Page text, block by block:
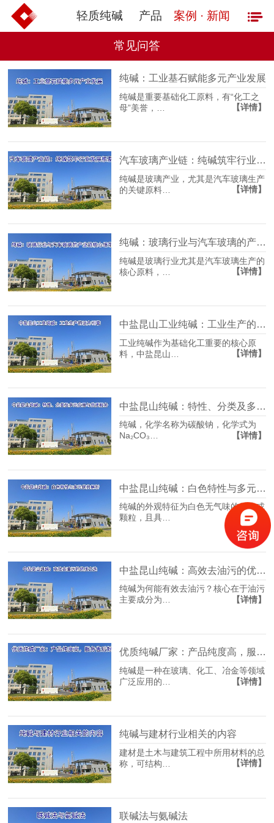
轻质纯碱 产品 案例 · 新闻
常见问答
纯碱：工业基石赋能多元产业发展
纯碱是重要基础化工原料，有“化工之
母”美誉，…
【详情】
汽车玻璃产业链：纯碱筑牢行业发展根基
纯碱是玻璃产业，尤其是汽车玻璃生产
的关键原料…
【详情】
纯碱：玻璃行业与汽车玻璃的产业链核心纽带
纯碱是玻璃行业尤其是汽车玻璃生产的
核心原料，…
【详情】
中盐昆山工业纯碱：工业生产的活力引擎
工业纯碱作为基础化工重要的核心原
料，中盐昆山…
【详情】
中盐昆山纯碱：特性、分类及多元应用与优质服务
纯碱，化学名称为碳酸钠，化学式为
Na₂CO₃…
【详情】
中盐昆山纯碱：白色特性与多元优势解析
纯碱的外观特征为白色无气味的粉末或
颗粒，且具…
【详情】
中盐昆山纯碱：高效去油污的优质之选
纯碱为何能有效去油污？核心在于油污
主要成分为…
【详情】
优质纯碱厂家：产品纯度高，服务售后好
纯碱是一种在玻璃、化工、冶金等领域
广泛应用的…
【详情】
纯碱与建材行业相关的内容
建材是土木与建筑工程中所用材料的总
称，可结构…
【详情】
联碱法与氨碱法